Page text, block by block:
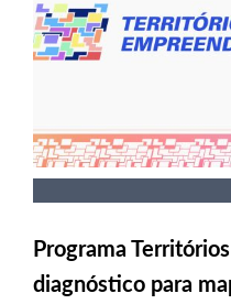
Programa
diagnóstico para